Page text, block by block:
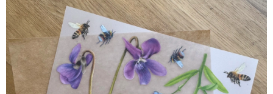
je
0,0
z
5
hvězdiček.